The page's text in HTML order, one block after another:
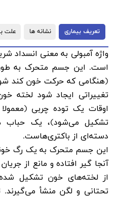
تعریف بیماری نشانه ها علت
واژه آمبولی به معنی انسداد
است. این جسم متحرک به
(هنگامی که حرکت خون کند
تغییراتی ایجاد شود لخته
اوقات یک توده چربی
تشکیل می‌شود)، یک حباب
دسته‌ای از باکتری‌هاست.
این جسم متحرک به یک رگ
آنجا گیر افتاده و مانع از
از لخته‌های خون تشکیل
تحتانی و لگن منشأ می‌گیرند.